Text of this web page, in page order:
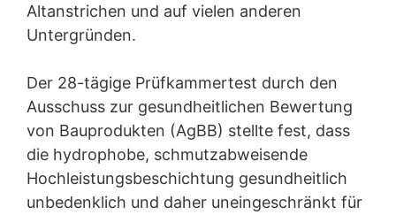
Altanstrichen und auf vielen anderen
Untergründen.
Der 28-tägige Prüfkammertest durch den
Ausschuss zur gesundheitlichen Bewertung
von Bauprodukten (AgBB) stellte fest, dass
die hydrophobe, schmutzabweisende
Hochleistungsbeschichtung gesundheitlich
unbedenklich und daher uneingeschränkt für